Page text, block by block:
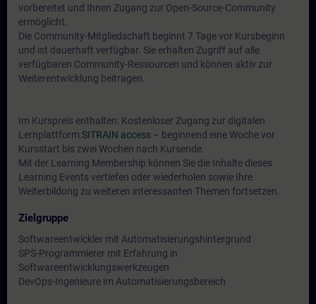
vorbereitet und Ihnen Zugang zur Open-Source-Community
ermöglicht.
Die Community-Mitgliedschaft beginnt 7 Tage vor Kursbeginn
und ist dauerhaft verfügbar. Sie erhalten Zugriff auf alle
verfügbaren Community-Ressourcen und können aktiv zur
Weiterentwicklung beitragen.
Im Kurspreis enthalten: Kostenloser Zugang zur digitalen
Lernplattform SITRAIN access – beginnend eine Woche vor
Kursstart bis zwei Wochen nach Kursende.
Mit der Learning Membership können Sie die Inhalte dieses
Learning Events vertiefen oder wiederholen sowie Ihre
Weiterbildung zu weiteren interessanten Themen fortsetzen.
Zielgruppe
Softwareentwickler mit Automatisierungshintergrund
SPS-Programmierer mit Erfahrung in
Softwareentwicklungswerkzeugen
DevOps-Ingenieure im Automatisierungsbereich